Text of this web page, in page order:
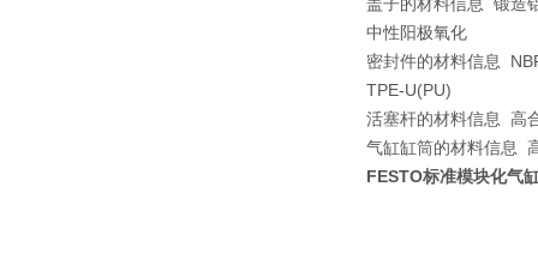
中性阳极氧化
密封件的材料信息
TPE-U(PU)
活塞杆的材料信息 高
气缸缸筒的材料信息
FESTO标准模块化气